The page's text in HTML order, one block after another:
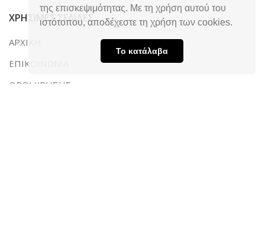
της επισκεψιμότητας. Με τη χρήση αυτού του
ιστότοπου, αποδέχεστε τη χρήση των cookies.
Το κατάλαβα
ΧΡΗΣΙΜΕΣ ΣΕΛΙΔΕΣ
ΑΡΧΙΚΗ
ΕΠΙΚΟΙΝΩΝΙΑ
ΟΡΟΙ ΧΡΗΣΗΣ